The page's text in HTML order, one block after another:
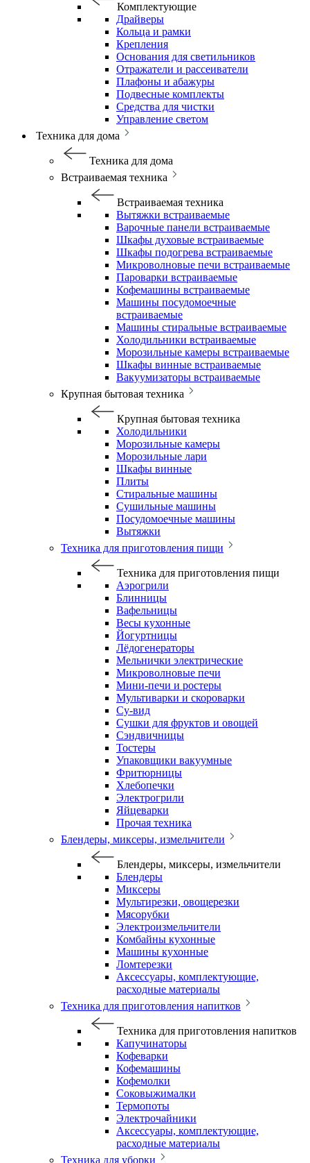
Комплектующие
Драйверы
Кольца и рамки
Крепления
Основания для светильников
Отражатели и рассеиватели
Плафоны и абажуры
Подвесные комплекты
Средства для чистки
Управление светом
Техника для дома
Техника для дома
Встраиваемая техника
Встраиваемая техника
Вытяжки встраиваемые
Варочные панели встраиваемые
Шкафы духовые встраиваемые
Шкафы подогрева встраиваемые
Микроволновые печи встраиваемые
Пароварки встраиваемые
Кофемашины встраиваемые
Машины посудомоечные
встраиваемые
Машины стиральные встраиваемые
Холодильники встраиваемые
Морозильные камеры встраиваемые
Шкафы винные встраиваемые
Вакуумизаторы встраиваемые
Крупная бытовая техника
Крупная бытовая техника
Холодильники
Морозильные камеры
Морозильные лари
Шкафы винные
Плиты
Стиральные машины
Сушильные машины
Посудомоечные машины
Вытяжки
Техника для приготовления пищи
Техника для приготовления пищи
Аэрогрили
Блинницы
Вафельницы
Весы кухонные
Йогуртницы
Лёдогенераторы
Мельнички электрические
Микроволновые печи
Мини-печи и ростеры
Мультиварки и скороварки
Су-вид
Сушки для фруктов и овощей
Сэндвичницы
Тостеры
Упаковщики вакуумные
Фритюрницы
Хлебопечки
Электрогрили
Яйцеварки
Прочая техника
Блендеры, миксеры, измельчители
Блендеры, миксеры, измельчители
Блендеры
Миксеры
Мультирезки, овощерезки
Мясорубки
Электроизмельчители
Комбайны кухонные
Машины кухонные
Ломтерезки
Аксессуары, комплектующие,
расходные материалы
Техника для приготовления напитков
Техника для приготовления напитков
Капучинаторы
Кофеварки
Кофемашины
Кофемолки
Соковыжималки
Термопоты
Электрочайники
Аксессуары, комплектующие,
расходные материалы
Техника для уборки